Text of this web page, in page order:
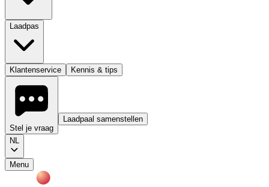
Laadpas
Klantenservice Kennis & tips
Stel je vraag
Laadpaal samenstellen
NL
Menu